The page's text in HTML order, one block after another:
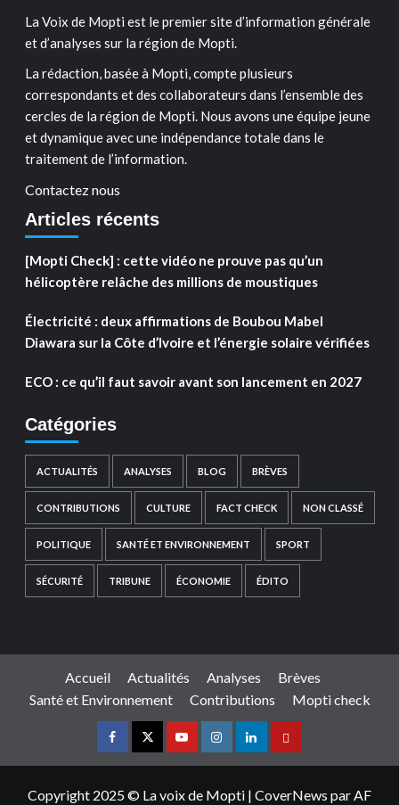
La Voix de Mopti est le premier site d’information générale
et d’analyses sur la région de Mopti.
La rédaction, basée à Mopti, compte plusieurs
correspondants et des collaborateurs dans l’ensemble des
cercles de la région de Mopti. Nous avons une équipe jeune
et dynamique avec une indépendance totale dans le
traitement de l’information.
Contactez nous
Articles récents
[Mopti Check] : cette vidéo ne prouve pas qu’un
hélicoptère relâche des millions de moustiques
Électricité : deux affirmations de Boubou Mabel
Diawara sur la Côte d’Ivoire et l’énergie solaire vérifiées
ECO : ce qu’il faut savoir avant son lancement en 2027
Catégories
ACTUALITÉS ANALYSES BLOG BRÈVES
CONTRIBUTIONS CULTURE FACT CHECK NON CLASSÉ
POLITIQUE SANTÉ ET ENVIRONNEMENT SPORT
SÉCURITÉ TRIBUNE ÉCONOMIE ÉDITO
Accueil Actualités Analyses
Brèves
Santé et Environnement
Contributions Mopti check
Copyright 2025 © La voix de Mopti | CoverNews par AF